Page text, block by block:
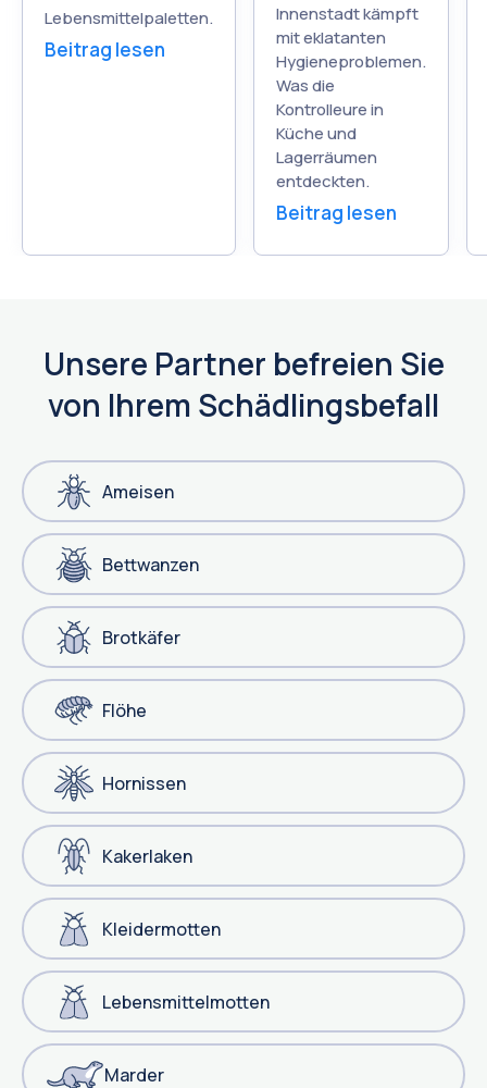
Lebensmittelpaletten.
Beitrag lesen
Innenstadt kämpft
mit eklatanten
Hygieneproblemen.
Was die
Kontrolleure in
Küche und
Lagerräumen
entdeckten.
Beitrag lesen
Unsere Partner befreien Sie
von Ihrem Schädlingsbefall
Ameisen
Bettwanzen
Brotkäfer
Flöhe
Hornissen
Kakerlaken
Kleidermotten
Lebensmittelmotten
Marder